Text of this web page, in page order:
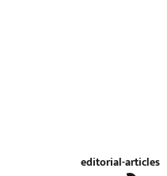
editorial-articles